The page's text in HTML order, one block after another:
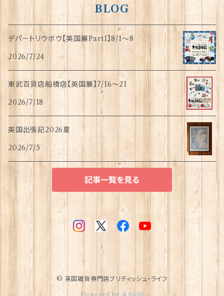
BLOG
デパートリウボウ【英国展Part1】8/1〜8
2026/7/24
東武百貨店船橋店【英国展】7/16～21
2026/7/18
英国出張記2026夏
2026/7/5
記事一覧を見る
© 英国雑貨専門店ブリティッシュ・ライフ